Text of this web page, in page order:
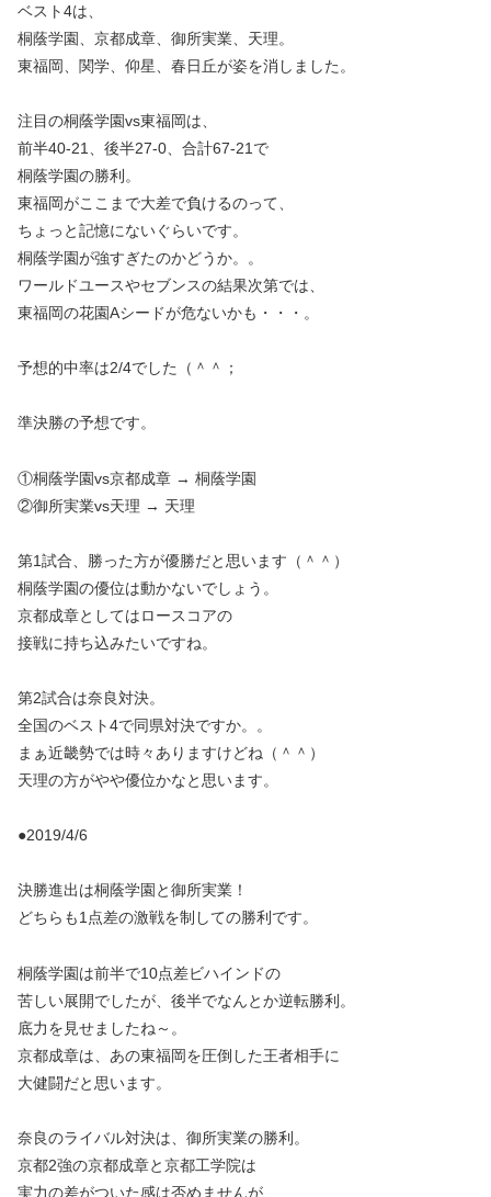
ベスト4は、
桐蔭学園、京都成章、御所実業、天理。
東福岡、関学、仰星、春日丘が姿を消しました。
注目の桐蔭学園vs東福岡は、
前半40-21、後半27-0、合計67-21で
桐蔭学園の勝利。
東福岡がここまで大差で負けるのって、
ちょっと記憶にないぐらいです。
桐蔭学園が強すぎたのかどうか。。
ワールドユースやセブンスの結果次第では、
東福岡の花園Aシードが危ないかも・・・。
予想的中率は2/4でした（＾＾；
準決勝の予想です。
①桐蔭学園vs京都成章 → 桐蔭学園
②御所実業vs天理 → 天理
第1試合、勝った方が優勝だと思います（＾＾）
桐蔭学園の優位は動かないでしょう。
京都成章としてはロースコアの
接戦に持ち込みたいですね。
第2試合は奈良対決。
全国のベスト4で同県対決ですか。。
まぁ近畿勢では時々ありますけどね（＾＾）
天理の方がやや優位かなと思います。
●2019/4/6
決勝進出は桐蔭学園と御所実業！
どちらも1点差の激戦を制しての勝利です。
桐蔭学園は前半で10点差ビハインドの
苦しい展開でしたが、後半でなんとか逆転勝利。
底力を見せましたね～。
京都成章は、あの東福岡を圧倒した王者相手に
大健闘だと思います。
奈良のライバル対決は、御所実業の勝利。
京都2強の京都成章と京都工学院は
実力の差がついた感は否めませんが、